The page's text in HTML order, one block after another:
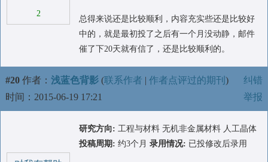
2
总得来说还是比较顺利，内容充实些还是比较好
中的，就是最初投了之后有一个月没动静，邮件
催了下20天就有信了，还是比较顺利的。
#20 作者： 浅蓝色背影 (联系作者 | 作者点评过的期刊 )
时间：2015-06-19 17:21
纠错
举报
研究方向: 工程与材料 无机非金属材料 人工晶体
投稿周期: 约3个月 录用情况: 已投修改后录用